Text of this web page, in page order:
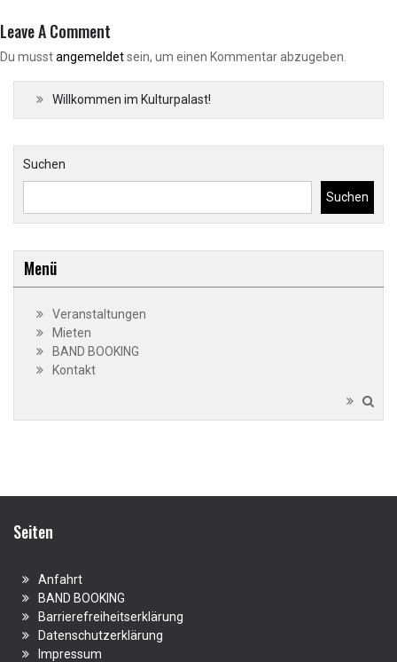
Leave A Comment
Du musstangemeldetsein, um einen Kommentar abzugeben.
Willkommen im Kulturpalast!
Suchen
Suchen
Menü
Veranstaltungen
Mieten
BAND BOOKING
Kontakt
Seiten
Anfahrt
BAND BOOKING
Barrierefreiheitserklärung
Datenschutzerklärung
Impressum